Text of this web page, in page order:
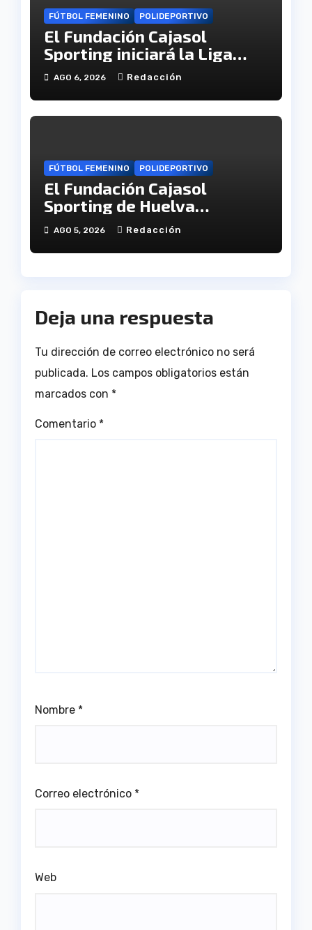
FÚTBOL FEMENINO POLIDEPORTIVO
El Fundación Cajasol
Sporting iniciará la Liga
recibiendo al Cacereño
AGO 6, 2026 Redacción
FÚTBOL FEMENINO POLIDEPORTIVO
El Fundación Cajasol
Sporting de Huelva
disputará la Copa de
Andalucía en el Estadio
Antonio Toledo Sánchez
AGO 5, 2026 Redacción
Deja una respuesta
Tu dirección de correo electrónico no será
publicada. Los campos obligatorios están
marcados con *
Comentario *
Nombre *
Correo electrónico *
Web